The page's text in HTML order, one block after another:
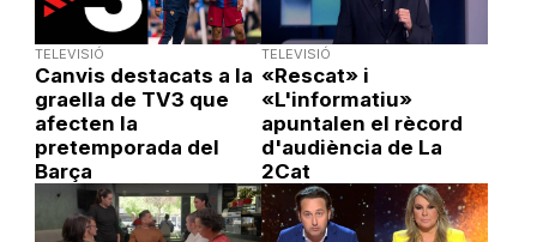
TELEVISIÓ
Canvis destacats a la
graella de TV3 que
afecten la
pretemporada del
Barça
TELEVISIÓ
«Rescat» i
«L'informatiu»
apuntalen el rècord
d'audiència de La
2Cat